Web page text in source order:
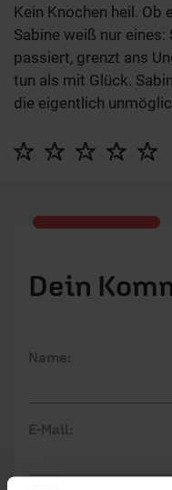
Kein Knochen heil. Ob
Sabine weiß nur eines:
passiert, grenzt ans
tun als mit Glück.
die eigentlich
Dein
Name:
E-Mail: